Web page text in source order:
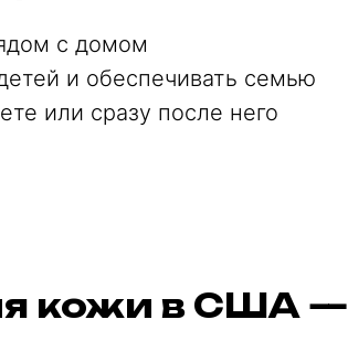
с домом
и обеспечивать семью
или сразу после него
кожи в США —